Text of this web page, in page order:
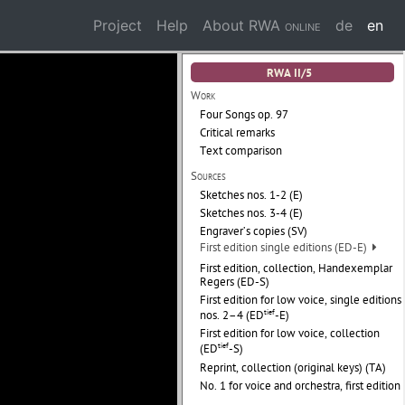
Project Help About RWA online de en